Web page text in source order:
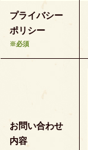
プライバシー
ポリシー
※必須
お問い合わせ
内容